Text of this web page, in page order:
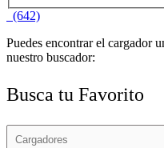
(642)
Puedes encontrar el cargador
nuestro buscador:
Busca tu Favorito